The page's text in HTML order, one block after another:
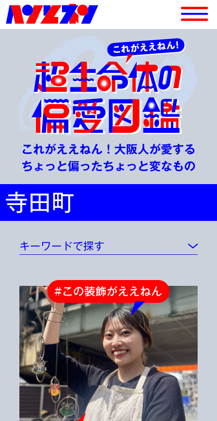
これがええねん！大阪人が愛する
ちょっと偏ったちょっと変なもの
寺田町
キーワードで探す
#この装飾がええねん